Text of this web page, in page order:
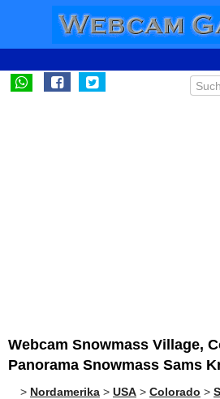
Webcam Snowmass Village,
Panorama Snowmass Sams
> Nordamerika > USA > Colorado >